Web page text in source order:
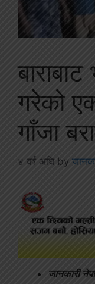
गरेको
गाँजा
४ वर्ष अघि by
जानकारी